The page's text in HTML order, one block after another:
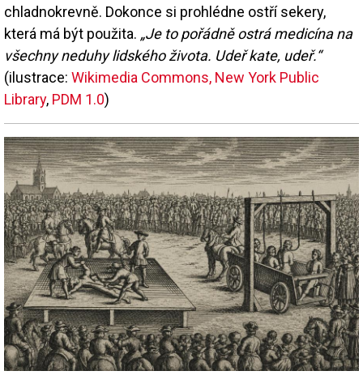
chladnokrevně. Dokonce si prohlédne ostří sekery,
která má být použita. „Je to pořádně ostrá medicína na
všechny neduhy lidského života. Udeř kate, udeř.“
(ilustrace: Wikimedia Commons, New York Public
Library, PDM 1.0)